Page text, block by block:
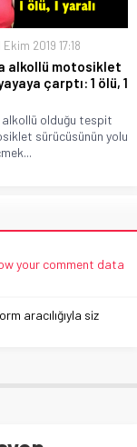
Ekim 2019 17:18
alkollü motosiklet
çarptı: 1 ölü, 1
olduğu tespit
sürücüsünün yolu
your comment data
aracılığıyla siz